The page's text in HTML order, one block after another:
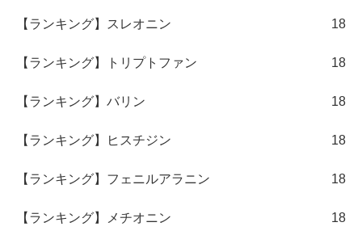
【ランキング】スレオニン 18
【ランキング】トリプトファン 18
【ランキング】バリン 18
【ランキング】ヒスチジン 18
【ランキング】フェニルアラニン 18
【ランキング】メチオニン 18